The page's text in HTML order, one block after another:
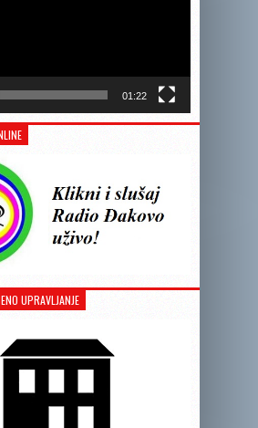
01:22
UPRAVLJANJE